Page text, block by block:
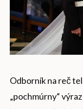
Odborník na reč
„pochmúrny“